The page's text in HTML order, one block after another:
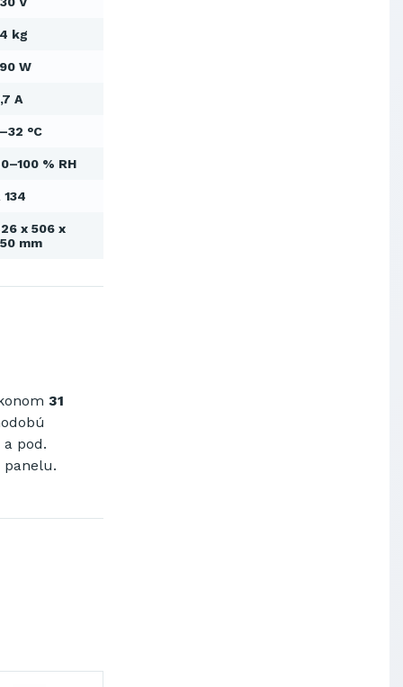
kg
W
A
°C
% RH
134
x 506 x
mm
31
pod.
panelu.